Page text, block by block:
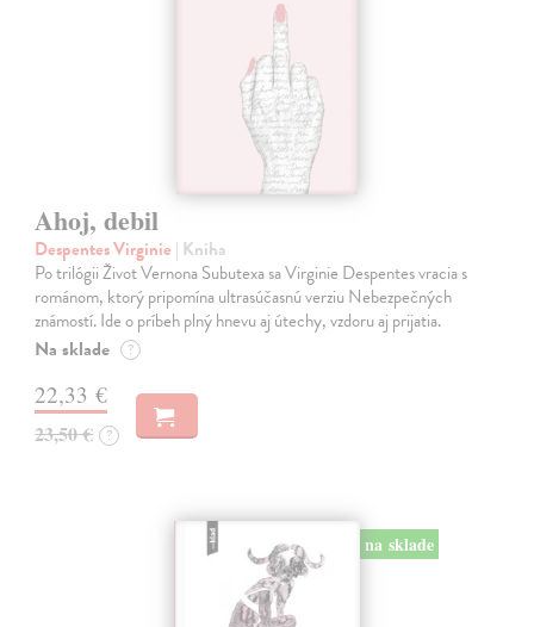
Ahoj, debil
Despentes Virginie | Kniha
Po trilógii Život Vernona Subutexa sa Virginie Despentes vracia s
románom, ktorý pripomína ultrasúčasnú verziu Nebezpečných
známostí. Ide o príbeh plný hnevu aj útechy, vzdoru aj prijatia.
Na sklade ?
22,33 €
23,50 € ?
na sklade